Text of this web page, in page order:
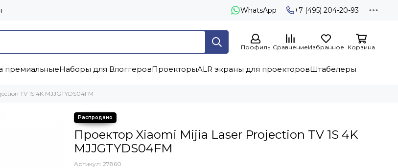
WhatsApp +7 (495) 204-20-93
Профиль СравнениеИзбранное Корзина
премиальныеНаборы для ВлоггеровПроекторыALR экраны для проекторовШтабелеры
TV 1S 4K MJJGTYDS04FM
Проектор Xiaomi Mijia Laser Projection TV 1S 4K
MJJGTYDS04FM
Артикул: 27860